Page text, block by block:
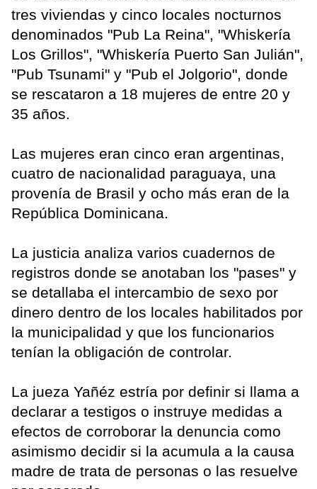
tres viviendas y cinco locales nocturnos
denominados "Pub La Reina", "Whiskería
Los Grillos", "Whiskería Puerto San Julián",
"Pub Tsunami" y "Pub el Jolgorio", donde
se rescataron a 18 mujeres de entre 20 y
35 años.
Las mujeres eran cinco eran argentinas,
cuatro de nacionalidad paraguaya, una
provenía de Brasil y ocho más eran de la
República Dominicana.
La justicia analiza varios cuadernos de
registros donde se anotaban los "pases" y
se detallaba el intercambio de sexo por
dinero dentro de los locales habilitados por
la municipalidad y que los funcionarios
tenían la obligación de controlar.
La jueza Yañéz estría por definir si llama a
declarar a testigos o instruye medidas a
efectos de corroborar la denuncia como
asimismo decidir si la acumula a la causa
madre de trata de personas o las resuelve